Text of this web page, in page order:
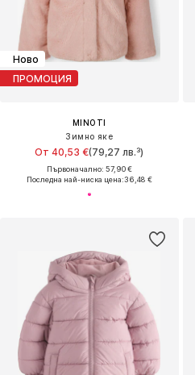
Ново
ПРОМОЦИЯ
MINOTI
Зимно яке
От 40,53 €(79,27 лв.³)
Първоначално: 57,90 €
Последна най-ниска цена:36,48 €